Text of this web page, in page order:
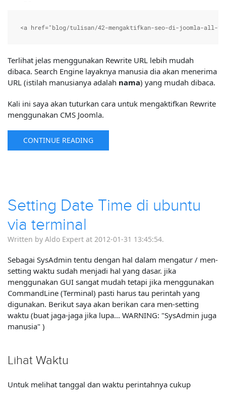
<a href="blog/tulisan/42-mengaktifkan-seo-di-joomla-all-
Terlihat jelas menggunakan Rewrite URL lebih mudah
dibaca. Search Engine layaknya manusia dia akan menerima
URL (istilah manusianya adalah nama) yang mudah dibaca.
Kali ini saya akan tuturkan cara untuk mengaktifkan Rewrite
menggunakan CMS Joomla.
CONTINUE READING
Setting Date Time di ubuntu
via terminal
Written by Aldo Expert at 2012-01-31 13:45:54.
Sebagai SysAdmin tentu dengan hal dalam mengatur / men-
setting waktu sudah menjadi hal yang dasar. jika
menggunakan GUI sangat mudah tetapi jika menggunakan
CommandLine (Terminal) pasti harus tau perintah yang
digunakan. Berikut saya akan berikan cara men-setting
waktu (buat jaga-jaga jika lupa... WARNING: "SysAdmin juga
manusia" )
Lihat Waktu
Untuk melihat tanggal dan waktu perintahnya cukup